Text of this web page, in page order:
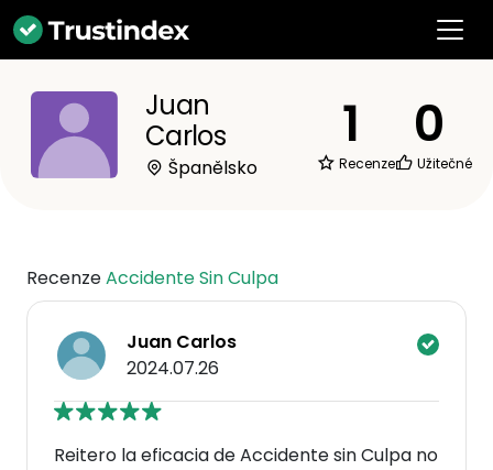
Juan
Carlos
Španělsko
1
Recenze
0
Užitečné
RecenzeAccidente Sin Culpa
Juan Carlos
2024.07.26
Reitero la eficacia de Accidente sin Culpa no